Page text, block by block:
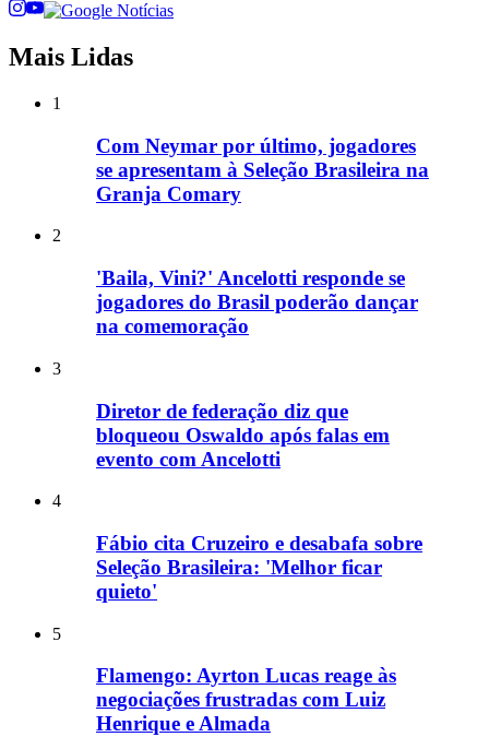
Mais Lidas
1
Com Neymar por último, jogadores
se apresentam à Seleção Brasileira na
Granja Comary
2
'Baila, Vini?' Ancelotti responde se
jogadores do Brasil poderão dançar
na comemoração
3
Diretor de federação diz que
bloqueou Oswaldo após falas em
evento com Ancelotti
4
Fábio cita Cruzeiro e desabafa sobre
Seleção Brasileira: 'Melhor ficar
quieto'
5
Flamengo: Ayrton Lucas reage às
negociações frustradas com Luiz
Henrique e Almada